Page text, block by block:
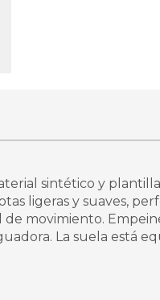
sintético y
ligeras y suaves,
movimiento.
La suela está